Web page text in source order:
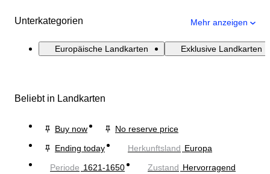
Unterkategorien Mehr anzeigen
Europäische Landkarten Exklusive Landkarten
Beliebt in Landkarten
Buy now
No reserve price
Ending today
Herkunftsland Europa
Periode 1621-1650 Zustand Hervorragend